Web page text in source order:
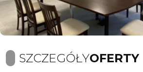
SZCZEGÓŁYOFERTY